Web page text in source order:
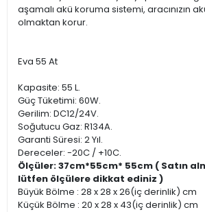
aşamalı akü koruma sistemi, aracınızın
olmaktan korur.
Eva 55 At
Kapasite: 55 L.
Güç Tüketimi: 60W.
Gerilim: DC12/24V.
Soğutucu Gaz: R134A.
Garanti Süresi: 2 Yıl.
Dereceler: -20C / +10C.
Ölçüler: 37cm*55cm* 55cm ( Satın
lütfen ölçülere dikkat ediniz )
Büyük Bölme : 28 x 28 x 26(iç derinlik) cm
Küçük Bölme : 20 x 28 x 43(iç derinlik) cm